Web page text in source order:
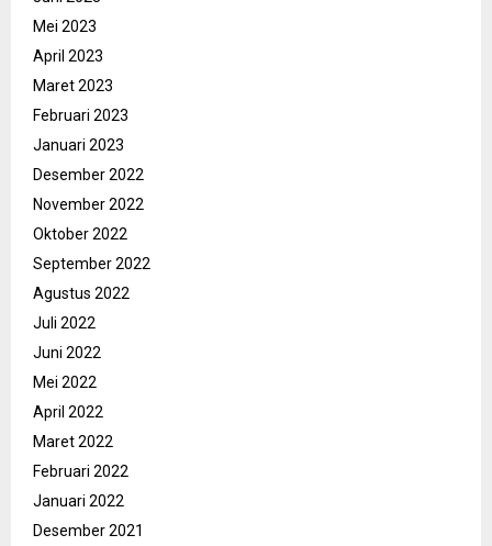
Mei 2023
April 2023
Maret 2023
Februari 2023
Januari 2023
Desember 2022
November 2022
Oktober 2022
September 2022
Agustus 2022
Juli 2022
Juni 2022
Mei 2022
April 2022
Maret 2022
Februari 2022
Januari 2022
Desember 2021